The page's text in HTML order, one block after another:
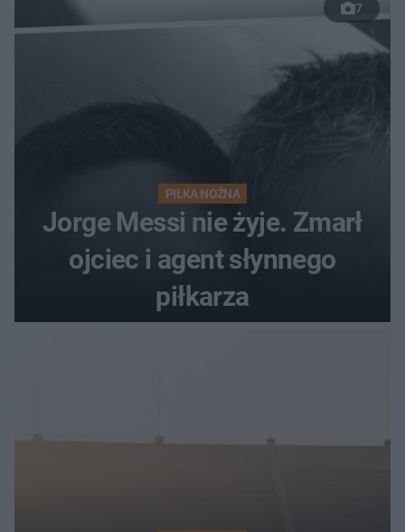
7
PIŁKA NOŻNA
Jorge Messi nie żyje. Zmarł
ojciec i agent słynnego
piłkarza